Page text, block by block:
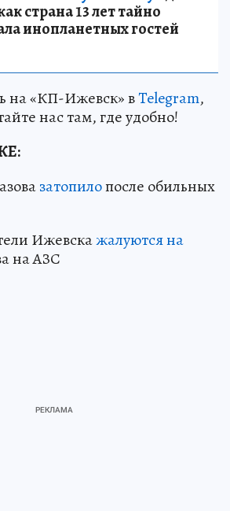
страна 13 лет тайно
инопланетных гостей
на «КП-Ижевск» вTelegram,
нас там, где удобно!
затопилопосле обильных
Ижевскажалуются на
на АЗС